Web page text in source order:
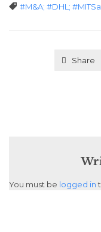
 Tags
#M&A; #DHL;
Share
You must be logged in